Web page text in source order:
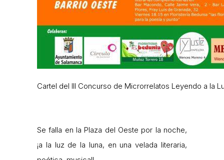
Cartel del III Concurso de Microrrelatos Leyendo a la
Se falla en la Plaza del Oeste por la noche,
¡a la luz de la luna, en una velada literaria,